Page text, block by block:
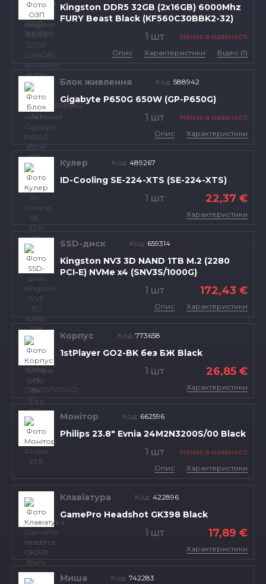
Kingston DDR5 32GB (2x16GB) 6000Mhz
FURY Beast Black (KF560C30BBK2-32)
1 шт
Немає в наявності
Опис
Характеристики Відео (1)
Блок живлення Код: 588942
Gigabyte P650G 650W (GP-P650G)
1 шт
Немає в наявності
Опис
Характеристики
Кулер Код: 489267
ID-Cooling SE-224-XTS (SE-224-XTS)
1 шт 22,37 €
Характеристики
SSD-диск Код: 659314
Kingston NV3 3D NAND 1TB M.2 (2280
PCI-E) NVMe x4 (SNV3S/1000G)
1 шт 172,43 €
Опис Характеристики
Корпус Код: 773658
1stPlayer GO2-BK без БЖ Black
1 шт 26,85 €
Характеристики
Монітор Код: 662596
Philips 23.8" Evnia 24M2N3200S/00 Black
1 шт
Немає в наявності
Опис
Характеристики
Клавіатура Код: 422896
GamePro Headshot GK398 Black
1 шт 17,89 €
Характеристики
Миша Код: 742283